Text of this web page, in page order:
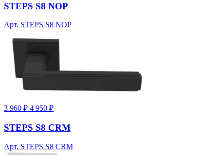
STEPS S8 NOP
Арт. STEPS S8 NOP
3 960 ₽ 4 950 ₽
STEPS S8 CRM
Арт. STEPS S8 CRM